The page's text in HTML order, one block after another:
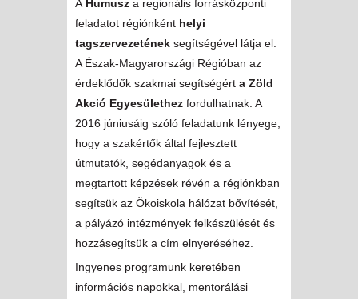
A Humusz a regionális forrásközponti
feladatot régiónként helyi
tagszervezetének segítségével látja el.
A Észak-Magyarországi Régióban az
érdeklődők szakmai segítségért a Zöld
Akció Egyesülethez fordulhatnak. A
2016 júniusáig szóló feladatunk lényege,
hogy a szakértők által fejlesztett
útmutatók, segédanyagok és a
megtartott képzések révén a régiónkban
segítsük az Ökoiskola hálózat bővítését,
a pályázó intézmények felkészülését és
hozzásegítsük a cím elnyeréséhez.
Ingyenes programunk keretében
információs napokkal, mentorálási